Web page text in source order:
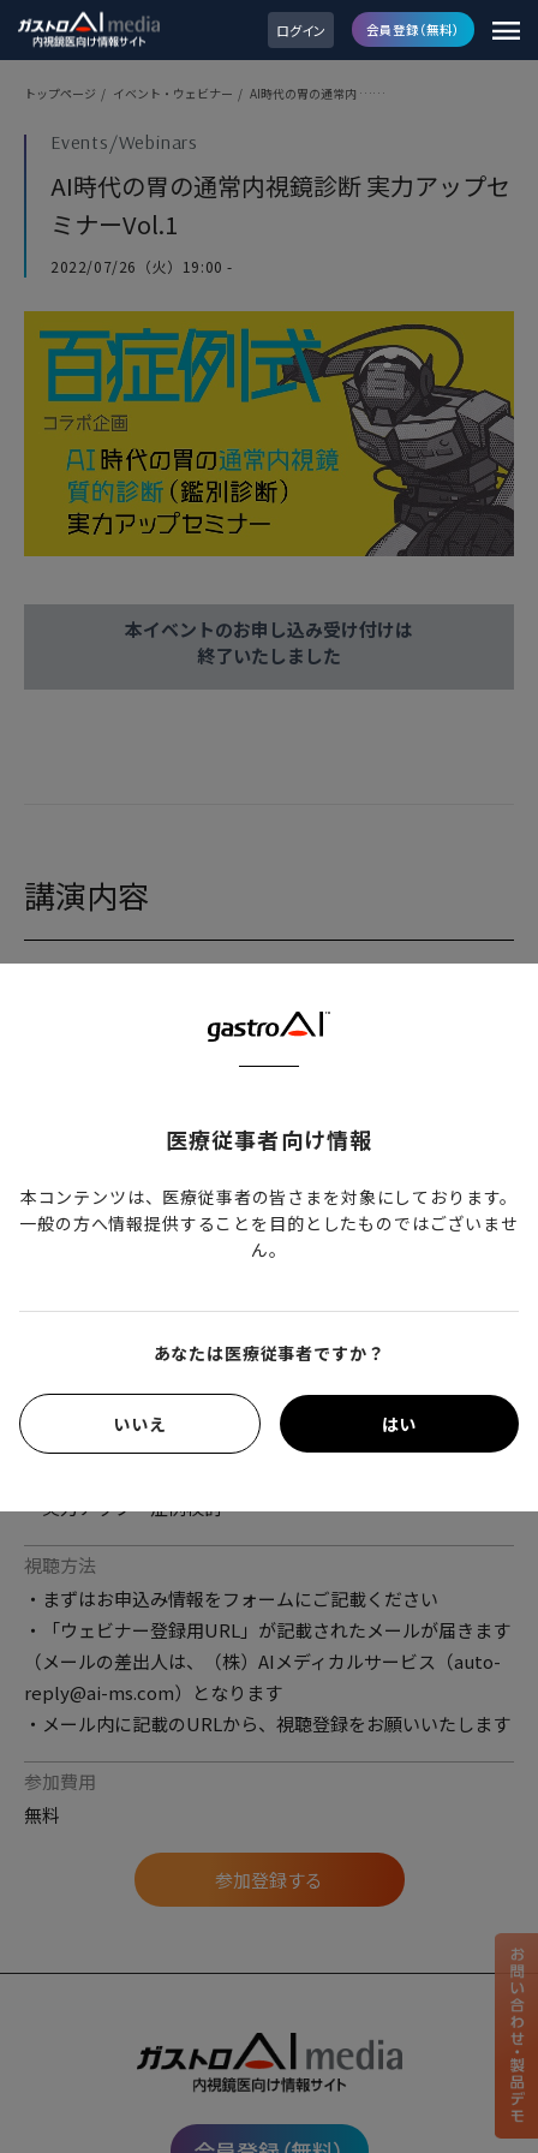
ログイン 会員登録（無料）
トップページ / イベント・ウェビナー / AI時代の胃の通常内 ……
Events/Webinars
AI時代の胃の通常内視鏡診断 実力アップセ
ミナーVol.1
2022/07/26（火）19:00 -
本イベントのお申し込み受け付けは
終了いたしました
講演内容
【オンデマンド配信はこちら】
https://endo.ai-ms.com/videos/3399
イベント概要
日時
2022年7月26日（火）19:00～20:30
内容
・開会アナウンス・開会の挨拶（総合司会：吉永繁高先生）
智裕先生）
・ミニレクチャー2「私が思う胃癌の拾い上げ」（吉永繁高
・実力アップ・症例検討
視聴方法
・まずはお申込み情報をフォームにご記載ください
・「ウェビナー登録用URL」が記載されたメールが届きます
（メールの差出人は、（株）AIメディカルサービス（auto-
reply@ai-ms.com）となります
・メール内に記載のURLから、視聴登録をお願いいたします
参加費用
無料
参加登録する
医療従事者向け情報
本コンテンツは、医療従事者の皆さまを対象にしております。
一般の方へ情報提供することを目的としたものではございませ
ん。
あなたは医療従事者ですか？
いいえ はい